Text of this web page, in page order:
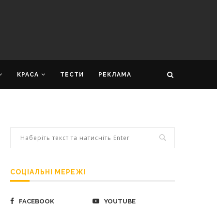
КРАСА ТЕСТИ РЕКЛАМА
СОЦІАЛЬНІ МЕРЕЖІ
FACEBOOK YOUTUBE